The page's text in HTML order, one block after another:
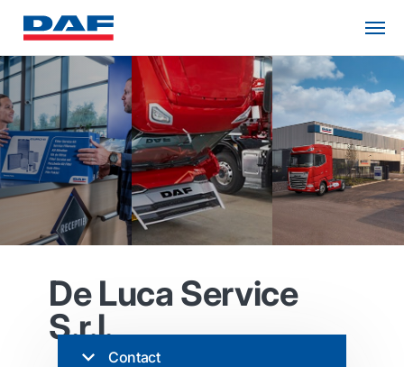
De Luca Service
S.r.l.
Contact